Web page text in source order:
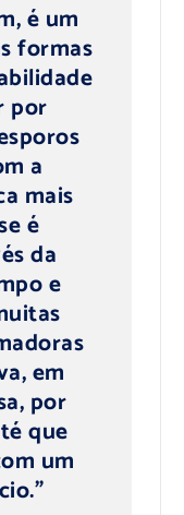
é um
formas
por
a
mais
é
da
e
em
por
que
um